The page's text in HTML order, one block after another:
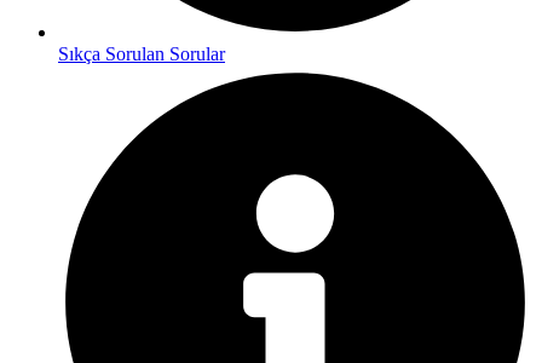
Sıkça Sorulan Sorular